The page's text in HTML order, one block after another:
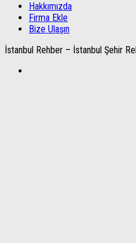
Hakkımızda
Firma Ekle
Bize Ulaşın
İstanbul Rehber – İstanbul Şehir